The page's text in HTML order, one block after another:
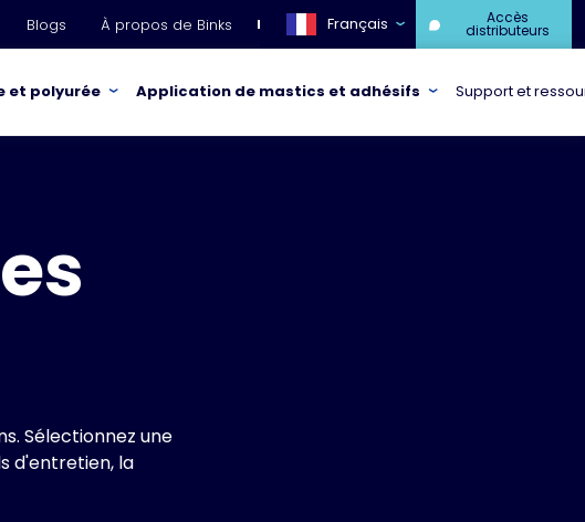
Blogs À propos de Binks Français Accès
distributeurs
et polyurée Application de mastics et adhésifs Support et
Sélectionnez une
d'entretien, la